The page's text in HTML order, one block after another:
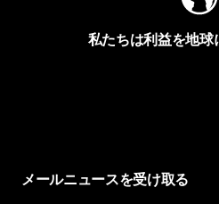
私たちは利益を地球
メールニュースを受け取る